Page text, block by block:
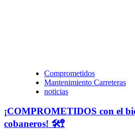
Comprometidos
Mantenimiento Carreteras
noticias
¡COMPROMETIDOS con el
cobaneros! 🛠️🚏